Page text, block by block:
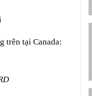
trên tại Canada: